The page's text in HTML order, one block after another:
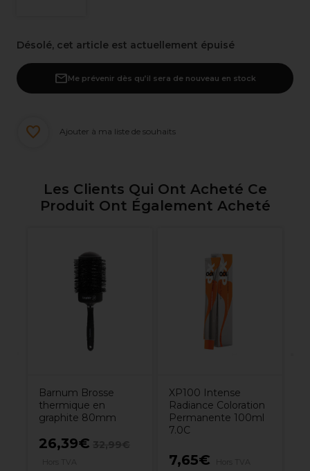
Désolé, cet article est actuellement épuisé
Me prévenir dès qu’il sera de nouveau en stock
Ajouter à ma liste de souhaits
Les Clients Qui Ont Acheté Ce
Produit Ont Également Acheté
Barnum Brosse
thermique en
graphite 80mm
26,39€
XP100 Intense
Radiance Coloration
Permanente 100ml
7.0C
7,65€